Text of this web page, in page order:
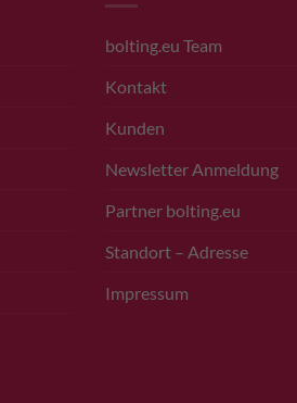
bolting.eu Team
Kontakt
Kunden
Newsletter Anmeldung
Partner bolting.eu
Standort – Adresse
Impressum